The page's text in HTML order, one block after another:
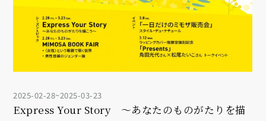
2025-02-28~2025-03-23
Express Your Story ～あなたのものがたりを描